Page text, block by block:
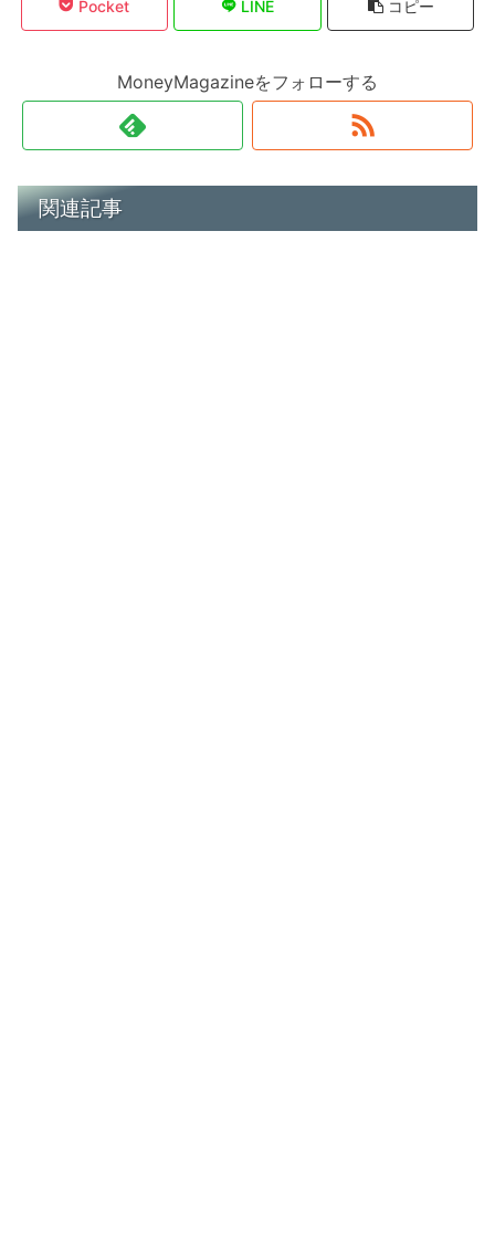
Pocket LINE コピー
MoneyMagazineをフォローする
関連記事